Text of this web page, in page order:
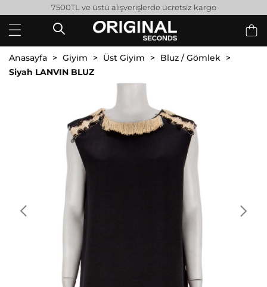
7500TL ve üstü alışverişlerde ücretsiz kargo
Anasayfa Giyim Üst Giyim
Bluz / Gömlek
Siyah LANVIN BLUZ